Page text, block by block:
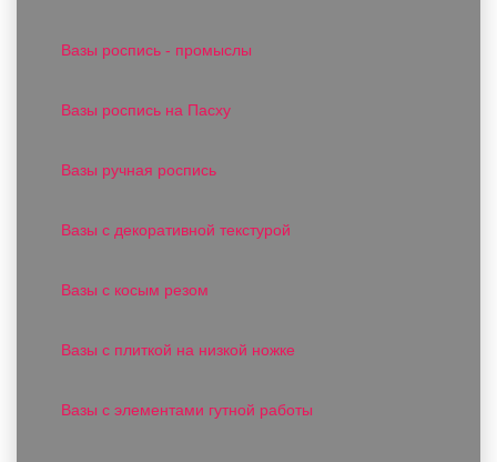
Вазы роспись - промыслы
Вазы роспись на Пасху
Вазы ручная роспись
Вазы с декоративной текстурой
Вазы с косым резом
Вазы с плиткой на низкой ножке
Вазы с элементами гутной работы